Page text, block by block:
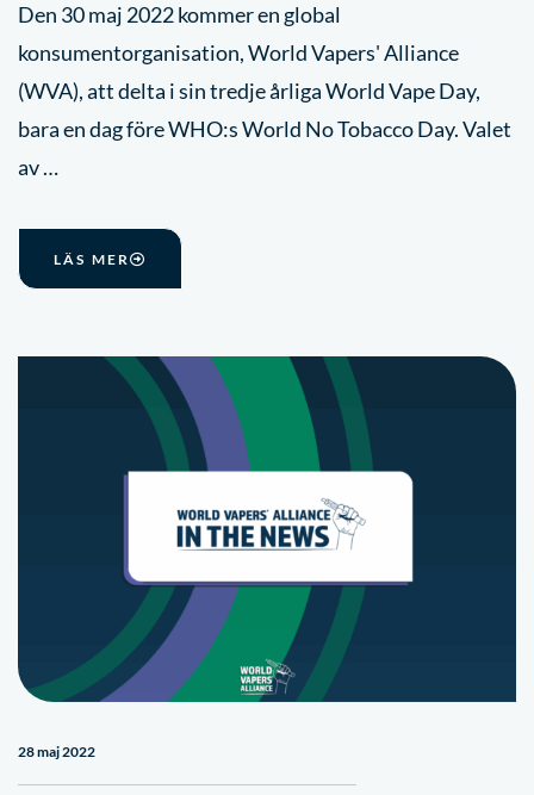
Den 30 maj 2022 kommer en global
konsumentorganisation, World Vapers' Alliance
(WVA), att delta i sin tredje årliga World Vape Day,
bara en dag före WHO:s World No Tobacco Day. Valet
av …
LÄS MER
28 maj 2022